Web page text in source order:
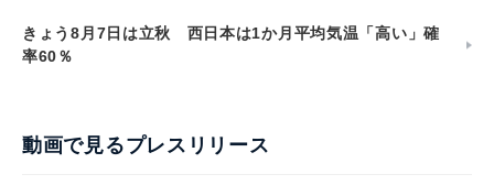
きょう8月7日は立秋 西日本は1か月平均気温「高い」確
率60％
動画で見るプレスリリース